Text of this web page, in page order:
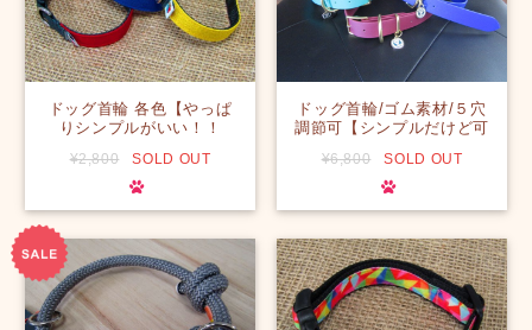
ドッグ首輪 各色【やっぱ
りシンプルがいい！！
【ハワイ】
¥2,800 SOLD OUT
ドッグ首輪/ゴム素材/５穴
調節可【シンプルだけど可
汚れにも強い。ゴールドの
金具がやわらかい印象を与
¥6,800 SOLD OUT